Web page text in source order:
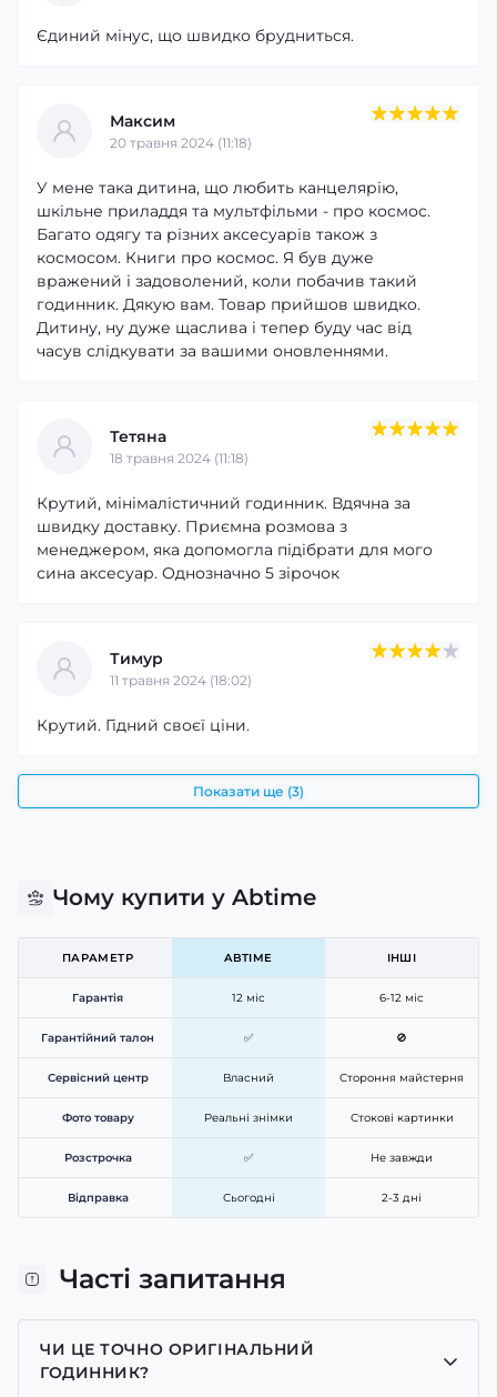
Єдиний мінус, що швидко брудниться.
Максим
20 травня 2024 (11:18)
У мене така дитина, що любить канцелярію,
шкільне приладдя та мультфільми - про космос.
Багато одягу та різних аксесуарів також з
космосом. Книги про космос. Я був дуже
вражений і задоволений, коли побачив такий
годинник. Дякую вам. Товар прийшов швидко.
Дитину, ну дуже щаслива і тепер буду час від
часув слідкувати за вашими оновленнями.
Тетяна
18 травня 2024 (11:18)
Крутий, мінімалістичний годинник. Вдячна за
швидку доставку. Приємна розмова з
менеджером, яка допомогла підібрати для мого
сина аксесуар. Однозначно 5 зірочок
Тимур
11 травня 2024 (18:02)
Крутий. Гідний своєї ціни.
Показати ще (3)
Чому купити у Abtime
ПАРАМЕТР ABTIME ІНШІ
Гарантія 12 міс 6-12 міс
Гарантійний талон ✅ 🚫
Сервісний центр Власний Стороння майстерня
Фото товару Реальні знімки Стокові картинки
Розстрочка ✅ Не завжди
Відправка Сьогодні 2-3 дні
Часті запитання
ЧИ ЦЕ ТОЧНО ОРИГІНАЛЬНИЙ
ГОДИННИК?